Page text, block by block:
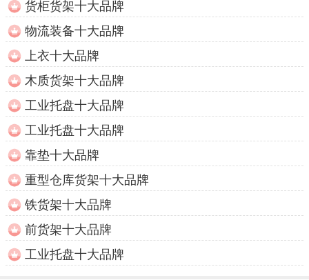
货柜货架十大品牌
物流装备十大品牌
上衣十大品牌
木质货架十大品牌
工业托盘十大品牌
工业托盘十大品牌
靠垫十大品牌
重型仓库货架十大品牌
铁货架十大品牌
前货架十大品牌
工业托盘十大品牌